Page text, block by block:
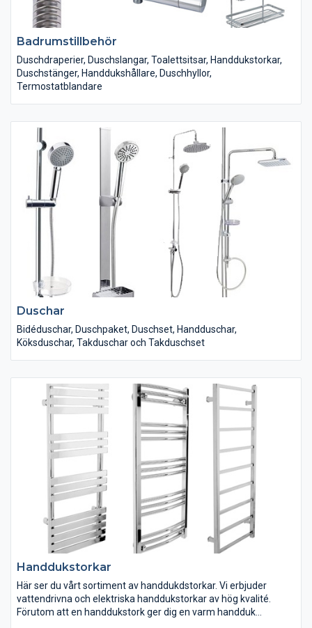
Badrumstillbehör
Duschdraperier, Duschslangar, Toalettsitsar, Handdukstorkar,
Duschstänger, Handdukshållare, Duschhyllor,
Termostatblandare
Duschar
Bidéduschar, Duschpaket, Duschset, Handduschar,
Köksduschar, Takduschar och Takduschset
Handdukstorkar
Här ser du vårt sortiment av handdukdstorkar. Vi erbjuder
vattendrivna och elektriska handdukstorkar av hög kvalité.
Förutom att en handdukstork ger dig en varm handduk